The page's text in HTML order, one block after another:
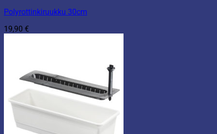
Polyrottinkiruukku 30cm
19,90 €